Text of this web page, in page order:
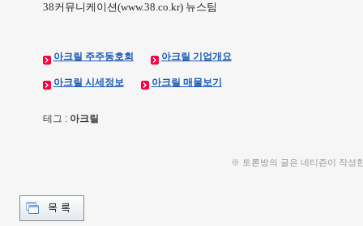
38커뮤니케이션(www.38.co.kr) 뉴스팀
아크릴 주주동호회 아크릴 기업개요
아크릴 시세정보 아크릴 매물보기
테그 : 아크릴
※ 토론방의 글은 네티즌이 작성